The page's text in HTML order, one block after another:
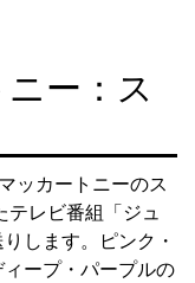
ー：ス
ッカートニーのス
テレビ番組「ジュ
します。ピンク・
ープ・パープルの